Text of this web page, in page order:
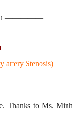
—————
artery Stenosis)
Thanks to Ms. Minh